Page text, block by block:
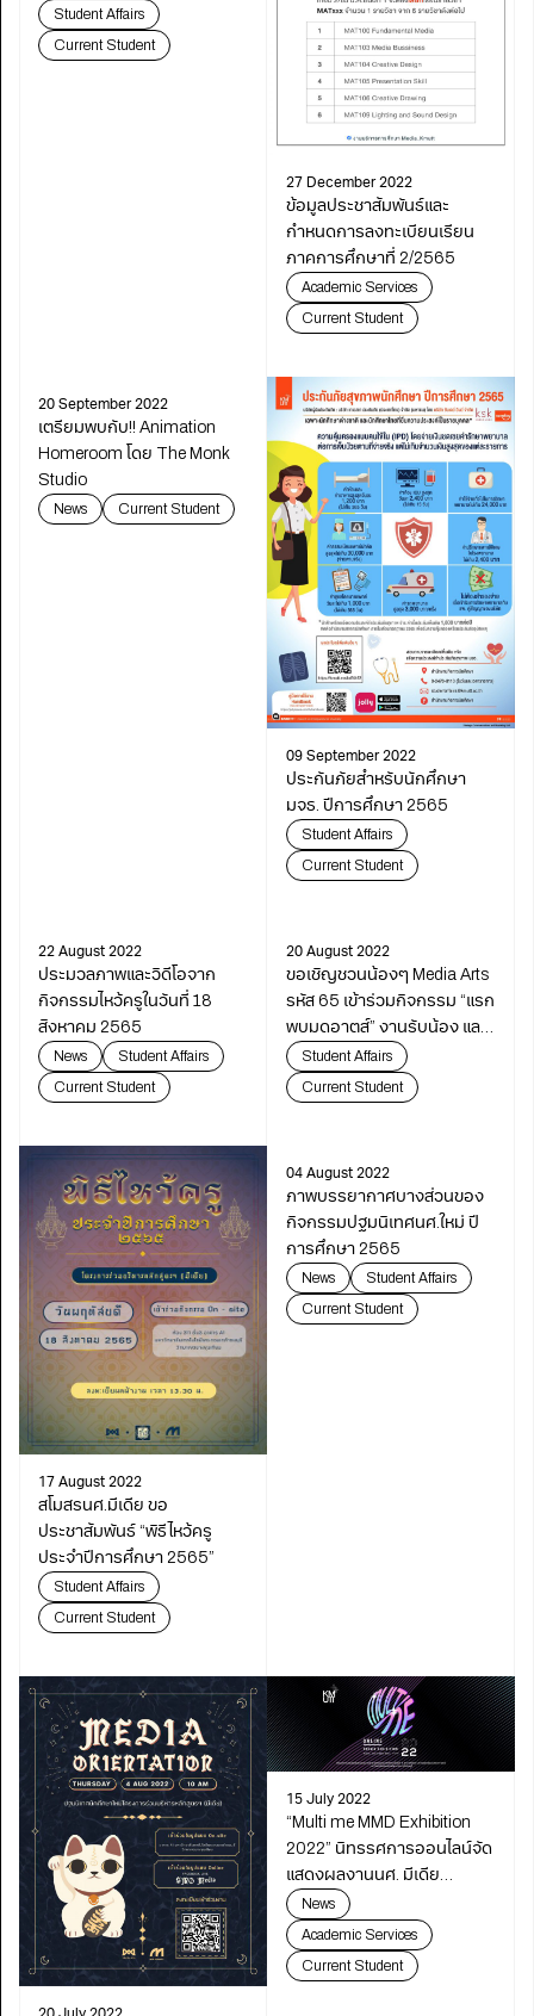
Student Affairs
Current Student
27 December 2022
ข้อมูลประชาสัมพันธ์และ
กำหนดการลงทะเบียนเรียน
ภาคการศึกษาที่ 2/2565
Academic Services
Current Student
20 September 2022
เตรียมพบกับ!! Animation
Homeroom โดย The Monk
Studio
News Current Student
09 September 2022
ประกันภัยสำหรับนักศึกษา
มจธ. ปีการศึกษา 2565
Student Affairs
Current Student
22 August 2022
ประมวลภาพและวิดีโอจาก
กิจกรรมไหว้ครูในวันที่ 18
สิงหาคม 2565
News
Student Affairs
Current Student
20 August 2022
ขอเชิญชวนน้องๆ Media Arts
รหัส 65 เข้าร่วมกิจกรรม “แรก
พบมดอาตส์” งานรับน้อง และ
เฉลยสายรหัสมีเดียอาตส์
ประจำปี 2565!! ลงทะเบียน
ได้ที่นี่เลย
Student Affairs
Current Student
17 August 2022
สโมสรนศ.มีเดีย ขอ
ประชาสัมพันธ์ “พิธีไหว้ครู
ประจำปีการศึกษา 2565”
Student Affairs
Current Student
04 August 2022
ภาพบรรยากาศบางส่วนของ
กิจกรรมปฐมนิเทศนศ.ใหม่ ปี
การศึกษา 2565
News
Student Affairs
Current Student
15 July 2022
“Multi me MMD Exhibition
2022” นิทรรศการออนไลน์จัด
แสดงผลงานนศ. มีเดีย
ทางการแพทย์และวิทยาศาตร์
News
Academic Services
Current Student